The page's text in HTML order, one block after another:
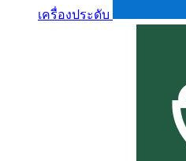
เครื่องประดับ